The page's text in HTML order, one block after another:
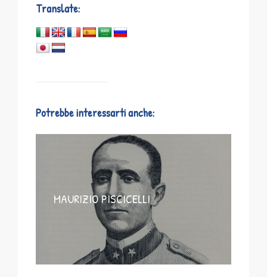
Translate:
Potrebbe interessarti anche:
MAURIZIO PISCICELLI